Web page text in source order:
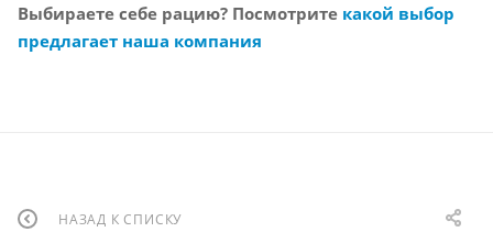
Выбираете себе рацию? Посмотрите какой выбор
предлагает наша компания
НАЗАД К СПИСКУ